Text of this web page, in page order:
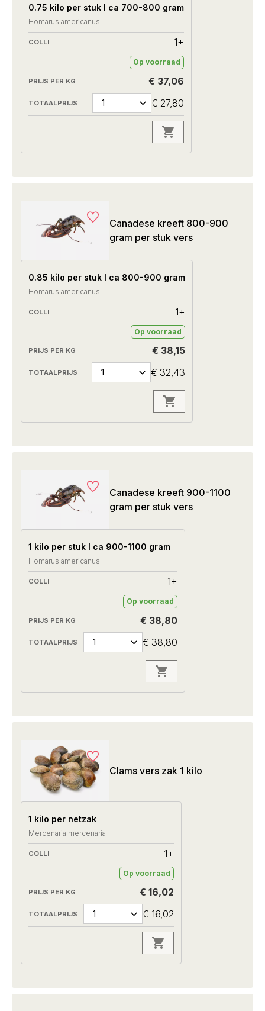
0.75 kilo per stuk I ca 700-800 gram
Homarus americanus
1+
Op voorraad
€ 37,06
€ 27,80
Canadese kreeft 800-900
gram per stuk vers
0.85 kilo per stuk I ca 800-900 gram
Homarus americanus
1+
Op voorraad
€ 38,15
€ 32,43
Canadese kreeft 900-1100
gram per stuk vers
1 kilo per stuk I ca 900-1100 gram
Homarus americanus
1+
Op voorraad
€ 38,80
€ 38,80
Clams vers zak 1 kilo
1 kilo per netzak
Mercenaria mercenaria
1+
Op voorraad
€ 16,02
€ 16,02